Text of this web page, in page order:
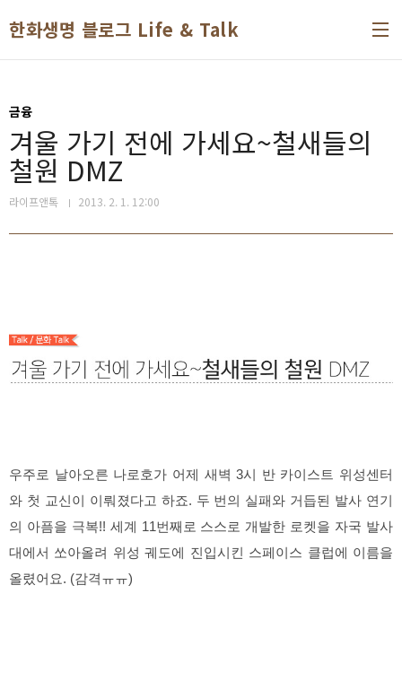
한화생명 블로그 Life & Talk
금융
겨울 가기 전에 가세요~철새들의
철원 DMZ
라이프앤톡 2013. 2. 1. 12:00
우주로 날아오른 나로호가 어제 새벽 3시 반 카이스트 위성센터
와 첫 교신이 이뤄졌다고 하죠. 두 번의 실패와 거듭된 발사 연기
의 아픔을 극복!! 세계 11번째로 스스로 개발한 로켓을 자국 발사
대에서 쏘아올려 위성 궤도에 진입시킨 스페이스 클럽에 이름을
올렸어요. (감격ㅠㅠ)